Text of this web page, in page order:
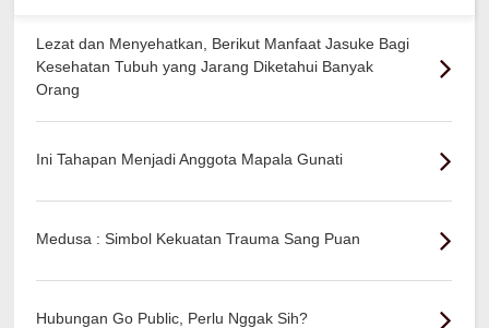
Lezat dan Menyehatkan, Berikut Manfaat Jasuke Bagi
Kesehatan Tubuh yang Jarang Diketahui Banyak
Orang
Ini Tahapan Menjadi Anggota Mapala Gunati
Medusa : Simbol Kekuatan Trauma Sang Puan
Hubungan Go Public, Perlu Nggak Sih?